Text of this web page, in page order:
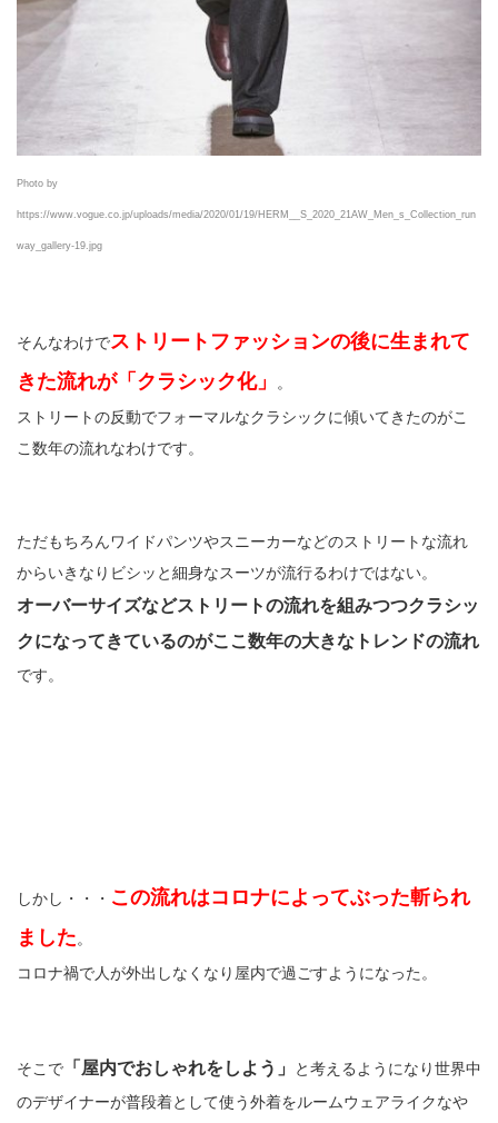
Photo by
https://www.vogue.co.jp/uploads/media/2020/01/19/HERM__S_2020_21AW_Men_s_Collection_run
way_gallery-19.jpg
そんなわけでストリートファッションの後に生まれて
きた流れが「クラシック化」
。
ストリートの反動でフォーマルなクラシックに傾いてきたのがこ
こ数年の流れなわけです。
ただもちろんワイドパンツやスニーカーなどのストリートな流れ
からいきなりビシッと細身なスーツが流行るわけではない。
オーバーサイズなどストリートの流れを組みつつクラシッ
クになってきているのがここ数年の大きなトレンドの流れ
です。
しかし・・・ この流れはコロナによってぶった斬られ
ました。
コロナ禍で人が外出しなくなり屋内で過ごすようになった。
そこで 「屋内でおしゃれをしよう」
と考えるようになり世界中
のデザイナーが普段着として使う外着をルームウェアライクなや